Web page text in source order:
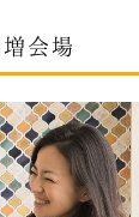
会場